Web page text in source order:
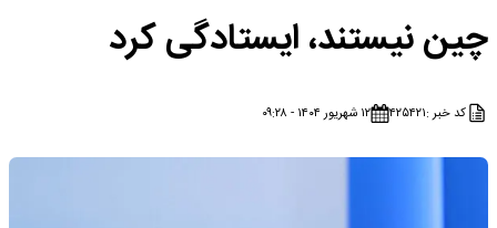
چین نیستند، ایستادگی کرد
کد خبر :۴۲۵۴۲۱ ۱۲ شهریور ۱۴۰۴ - ۰۹:۲۸